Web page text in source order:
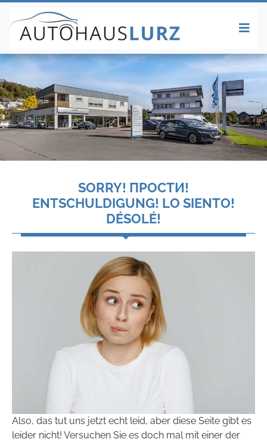
SORRY! ПРОСТИ!
ENTSCHULDIGUNG! LO SIENTO!
DÉSOLÉ!
Also, das tut uns jetzt echt leid, aber diese Seite gibt es
leider nicht! Versuchen Sie es doch mal mit einer der